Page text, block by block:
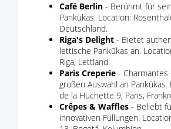
Café Berlin - Berühmt für
Pankūkas. Location:
Deutschland.
Riga's Delight - Bietet
lettische Pankūkas an.
Riga, Lettland.
Paris Creperie -
großen Auswahl an Pankūkas.
de la Huchette 9, Paris,
Crêpes & Waffles - Beliebt
innovativen Füllungen.